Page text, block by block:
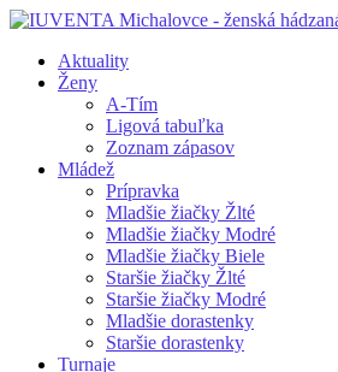
Aktuality
Ženy
A-Tím
Ligová tabuľka
Zoznam zápasov
Mládež
Prípravka
Mladšie žiačky Žlté
Mladšie žiačky Modré
Mladšie žiačky Biele
Staršie žiačky Žlté
Staršie žiačky Modré
Mladšie dorastenky
Staršie dorastenky
Turnaje